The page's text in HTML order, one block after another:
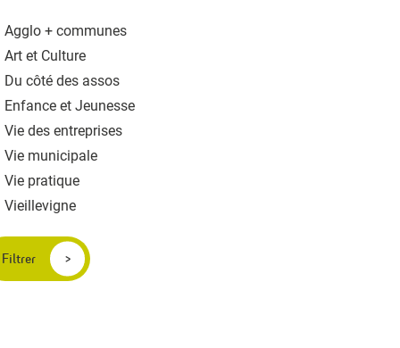
Agglo + communes
Art et Culture
Du côté des assos
Enfance et Jeunesse
Vie des entreprises
Vie municipale
Vie pratique
Vieillevigne
Filtrer